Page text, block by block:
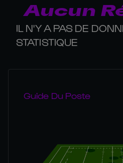
Aucun
IL N'Y A PAS DE
STATISTIQUE
Guide Du Poste